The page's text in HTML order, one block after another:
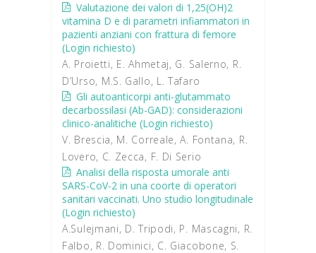
Valutazione dei valori di 1,25(OH)2
vitamina D e di parametri infiammatori in
pazienti anziani con frattura di femore
(Login richiesto)
A. Proietti, E. Ahmetaj, G. Salerno, R.
D’Urso, M.S. Gallo, L. Tafaro
Gli autoanticorpi anti-glutammato
decarbossilasi (Ab-GAD): considerazioni
clinico-analitiche (Login richiesto)
V. Brescia, M. Correale, A. Fontana, R.
Lovero, C. Zecca, F. Di Serio
Analisi della risposta umorale anti
SARS-CoV-2 in una coorte di operatori
sanitari vaccinati. Uno studio longitudinale
(Login richiesto)
A.Sulejmani, D. Tripodi, P. Mascagni, R.
Falbo, R. Dominici, C. Giacobone, S.